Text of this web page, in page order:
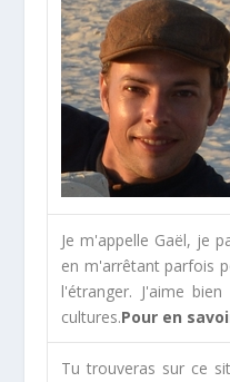
Je m'appelle Gaël, je
en m'arrêtant parfois
l'étranger. J'aime
cultures.Pour en
Tu trouveras sur ce